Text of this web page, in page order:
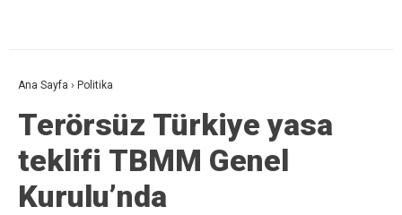
Ana Sayfa › Politika
Terörsüz Türkiye yasa
teklifi TBMM Genel
Kurulu’nda